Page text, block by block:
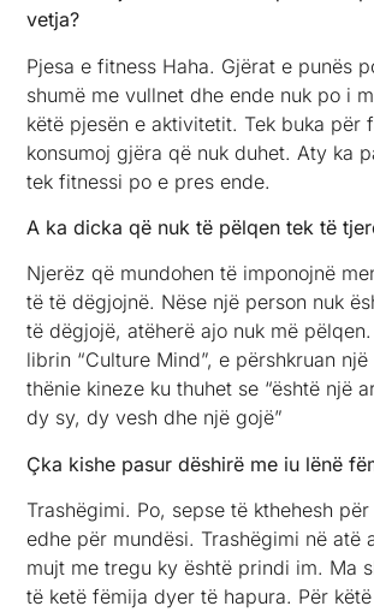
vetja?
Pjesa e fitness Haha. Gjërat e punës
shumë me vullnet dhe ende nuk po i
këtë pjesën e aktivitetit. Tek buka për
konsumoj gjëra që nuk duhet. Aty ka
tek fitnessi po e pres ende.
A ka dicka që nuk të pëlqen tek të
Njerëz që mundohen të imponojnë
të të dëgjojnë. Nëse një person nuk
të dëgjojë, atëherë ajo nuk më
librin “Culture Mind”, e përshkruan
thënie kineze ku thuhet se “është një
dy sy, dy vesh dhe një gojë”
Çka kishe pasur dëshirë me iu lënë
Trashëgimi. Po, sepse të kthehesh
edhe për mundësi. Trashëgimi në atë
mujt me tregu ky është prindi im. Ma
të ketë fëmija dyer të hapura. Për